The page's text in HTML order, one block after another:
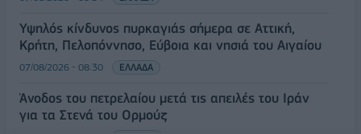
Υψηλός κίνδυνος πυρκαγιάς σήμερα σε Αττική,
Κρήτη, Πελοπόννησο, Εύβοια και νησιά του Αιγαίου
07/08/2026 - 08:30 ΕΛΛΑΔΑ
Άνοδος του πετρελαίου μετά τις απειλές του Ιράν
για τα Στενά του Ορμούζ